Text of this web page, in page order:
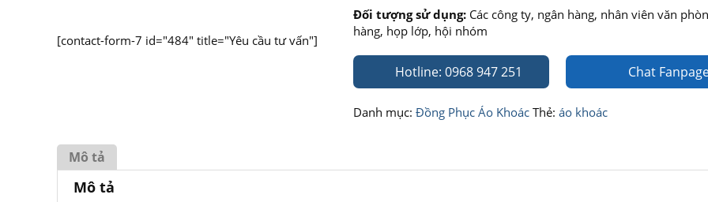
[contact-form-7 id="484" title="Yêu cầu tư vấn"]
Đối tượng sử dụng:Các công ty, ngân hàng, nhân viên văn
hàng, họp lớp, hội nhóm
Hotline: 0968 947 251 Chat
Danh mục: Đồng Phục Áo Khoác Thẻ: áo khoác
Mô tả
Mô tả